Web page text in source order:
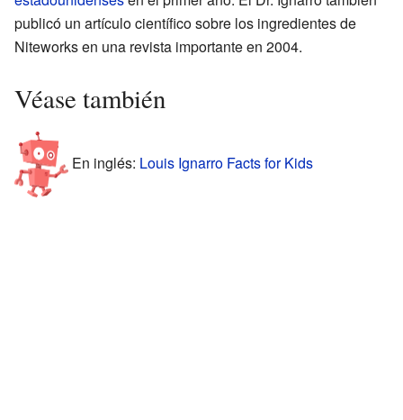
publicó un artículo científico sobre los ingredientes de
Niteworks en una revista importante en 2004.
Véase también
En inglés: Louis Ignarro Facts for Kids